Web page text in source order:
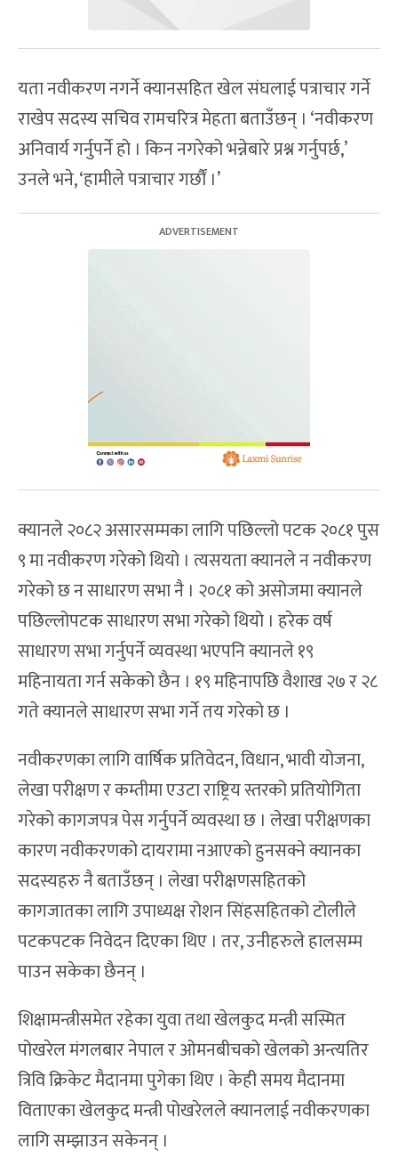
यता नवीकरण नगर्ने क्यानसहित खेल संघलाई पत्राचार गर्ने
राखेप सदस्य सचिव रामचरित्र मेहता बताउँछन् । ‘नवीकरण
अनिवार्य गर्नुपर्ने हो । किन नगरेको भन्नेबारे प्रश्न गर्नुपर्छ,’
उनले भने, ‘हामीले पत्राचार गर्छौं ।’
क्यानले २०८२ असारसम्मका लागि पछिल्लो पटक २०८१ पुस
९ मा नवीकरण गरेको थियो । त्यसयता क्यानले न नवीकरण
गरेको छ न साधारण सभा नै । २०८१ को असोजमा क्यानले
पछिल्लोपटक साधारण सभा गरेको थियो । हरेक वर्ष
साधारण सभा गर्नुपर्ने व्यवस्था भएपनि क्यानले १९
महिनायता गर्न सकेको छैन । १९ महिनापछि वैशाख २७ र २८
गते क्यानले साधारण सभा गर्ने तय गरेको छ ।
नवीकरणका लागि वार्षिक प्रतिवेदन, विधान, भावी योजना,
लेखा परीक्षण र कम्तीमा एउटा राष्ट्रिय स्तरको प्रतियोगिता
गरेको कागजपत्र पेस गर्नुपर्ने व्यवस्था छ । लेखा परीक्षणका
कारण नवीकरणको दायरामा नआएको हुनसक्ने क्यानका
सदस्यहरु नै बताउँछन् । लेखा परीक्षणसहितको
कागजातका लागि उपाध्यक्ष रोशन सिंहसहितको टोलीले
पटकपटक निवेदन दिएका थिए । तर, उनीहरुले हालसम्म
पाउन सकेका छैनन् ।
शिक्षामन्त्रीसमेत रहेका युवा तथा खेलकुद मन्त्री सस्मित
पोखरेल मंगलबार नेपाल र ओमनबीचको खेलको अन्त्यतिर
त्रिवि क्रिकेट मैदानमा पुगेका थिए । केही समय मैदानमा
विताएका खेलकुद मन्त्री पोखरेलले क्यानलाई नवीकरणका
लागि सम्झाउन सकेनन् ।